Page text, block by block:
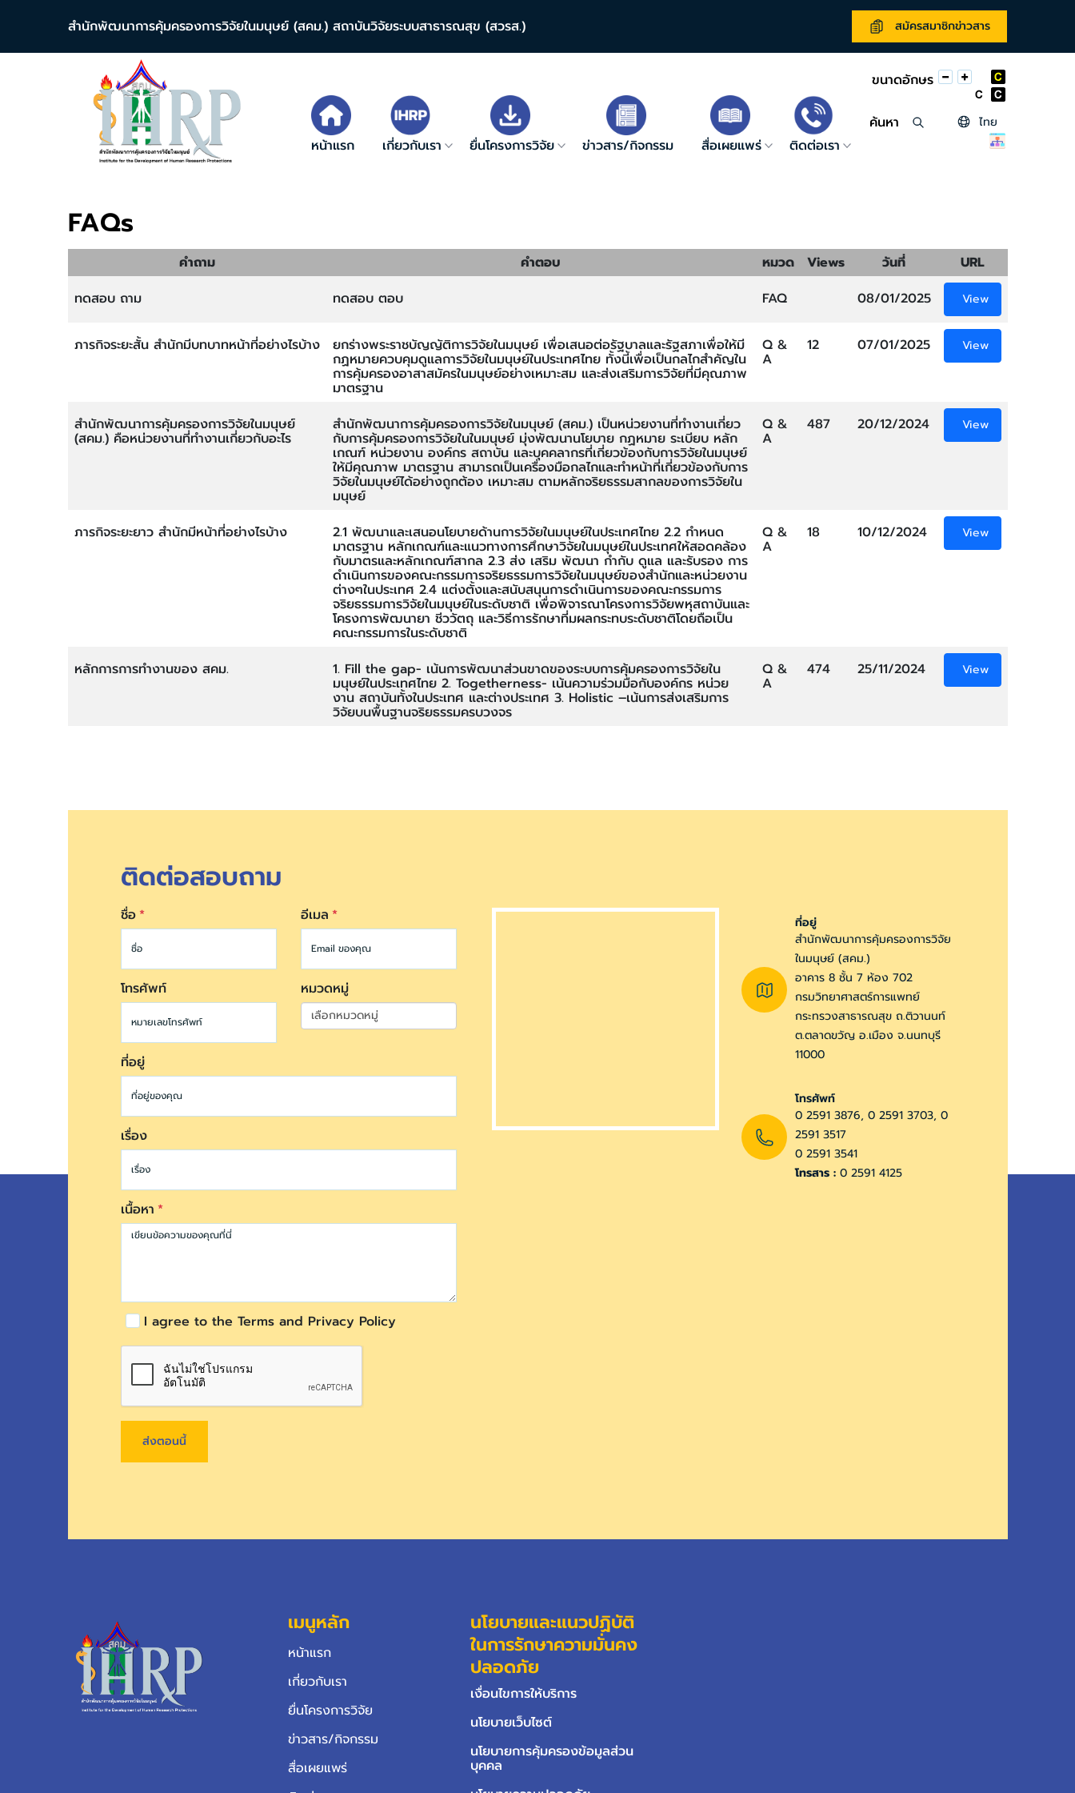
สำนักพัฒนาการคุ้มครองการวิจัยในมนุษย์ (สคม.) สถาบันวิจัยระบบสาธารณสุข (สวรส.) สมัครสมาชิกข่าวสาร
หน้าแรก เกี่ยวกับเรา ยื่นโครงการวิจัย ข่าวสาร/กิจกรรม สื่อเผยแพร่ ติดต่อเรา
ขนาดอักษร
ค้นหา ไทย
FAQs
คำถาม คำตอบ หมวด Views วันที่
URL
ทดสอบ ถาม
ทดสอบ ตอบ FAQ 08/01/2025 View
ภารกิจระยะสั้น สำนักมีบทบาทหน้าที่อย่างไรบ้าง ยกร่างพระราชบัญญัติการวิจัยในมนุษย์ เพื่อเสนอต่อรัฐบาลและรัฐสภาเพื่อให้มี
กฏหมายควบคุมดูแลการวิจัยในมนุษย์ในประเทศไทย ทั้งนี้เพื่อเป็นกลไกสำคัญใน
การคุ้มครองอาสาสมัครในมนุษย์อย่างเหมาะสม และส่งเสริมการวิจัยที่มีคุณภาพ
มาตรฐาน
Q &
A
12 07/01/2025 View
สำนักพัฒนาการคุ้มครองการวิจัยในมนุษย์
(สคม.) คือหน่วยงานที่ทำงานเกี่ยวกับอะไร
สำนักพัฒนาการคุ้มครองการวิจัยในมนุษย์ (สคม.) เป็นหน่วยงานที่ทำงานเกี่ยว
กับการคุ้มครองการวิจัยในในมนุษย์ มุ่งพัฒนานโยบาย กฏหมาย ระเบียบ หลัก
เกณฑ์ หน่วยงาน องค์กร สถาบัน และบุคคลากรที่เกี่ยวข้องกับการวิจัยในมนุษย์
ให้มีคุณภาพ มาตรฐาน สามารถเป็นเครื่องมือกลไกและทำหน้าที่เกี่ยวข้องกับการ
วิจัยในมนุษย์ได้อย่างถูกต้อง เหมาะสม ตามหลักจริยธรรมสากลของการวิจัยใน
มนุษย์
Q &
A
487 20/12/2024 View
ภารกิจระยะยาว สำนักมีหน้าที่อย่างไรบ้าง 2.1 พัฒนาและเสนอนโยบายด้านการวิจัยในมนุษย์ในประเทศไทย 2.2 กำหนด
มาตรฐาน หลักเกณฑ์และแนวทางการศึกษาวิจัยในมนุษย์ในประเทศให้สอดคล้อง
กับมาตรและหลักเกณฑ์สากล 2.3 ส่ง เสริม พัฒนา กำกับ ดูแล และรับรอง การ
ดำเนินการของคณะกรรมการจริยธรรมการวิจัยในมนุษย์ของสำนักและหน่วยงาน
ต่างๆในประเทศ 2.4 แต่งตั้งและสนับสนุนการดำเนินการของคณะกรรมการ
จริยธรรมการวิจัยในมนุษย์ในระดับชาติ เพื่อพิจารณาโครงการวิจัยพหุสถาบันและ
โครงการพัฒนายา ชีววัตถุ และวิธีการรักษาที่มผลกระทบระดับชาติโดยถือเป็น
คณะกรรมการในระดับชาติ
Q &
A
18 10/12/2024 View
หลักการการทำงานของ สคม. 1. Fill the gap- เน้นการพัฒนาส่วนขาดของระบบการคุ้มครองการวิจัยใน
มนุษย์ในประเทศไทย 2. Togetherness- เน้นความร่วมมือกับองค์กร หน่วย
งาน สถาบันทั้งในประเทศ และต่างประเทศ 3. Holistic –เน้นการส่งเสริมการ
วิจัยบนพื้นฐานจริยธรรมครบวงจร
Q &
A
474 25/11/2024 View
ติดต่อสอบถาม
ชื่อ อีเมล
โทรศัพท์ หมวดหมู่
ที่อยู่
เรื่อง
เนื้อหา
I agree to the Terms and Privacy Policy
ส่งตอนนี้
ที่อยู่
สำนักพัฒนาการคุ้มครองการวิจัย
ในมนุษย์ (สคม.)
อาคาร 8 ชั้น 7 ห้อง 702
กรมวิทยาศาสตร์การแพทย์
กระทรวงสาธารณสุข ถ.ติวานนท์
ต.ตลาดขวัญ อ.เมือง จ.นนทบุรี
11000
โทรศัพท์
0 2591 3876, 0 2591 3703, 0
2591 3517
0 2591 3541
โทรสาร : 0 2591 4125
เมนูหลัก
หน้าแรก
เกี่ยวกับเรา
ยื่นโครงการวิจัย
ข่าวสาร/กิจกรรม
สื่อเผยแพร่
นโยบายและแนวปฏิบัติ
ในการรักษาความมั่นคง
ปลอดภัย
เงื่อนไขการให้บริการ
นโยบายเว็บไซต์
นโยบายการคุ้มครองข้อมูลส่วน
บุคคล